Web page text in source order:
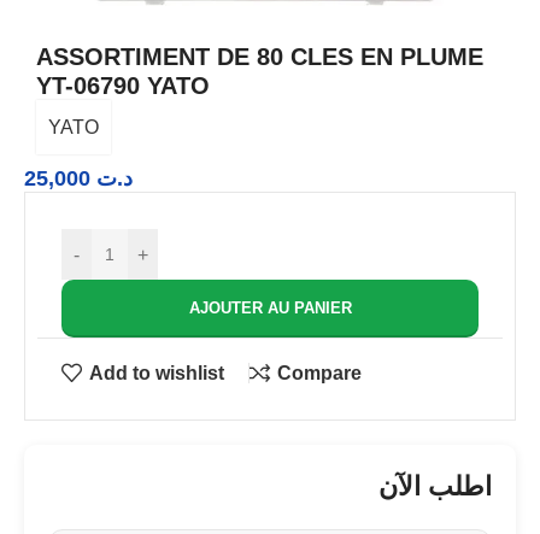
ASSORTIMENT DE 80 CLES EN PLUME
YT-06790 YATO
YATO
د.ت
- +
AJOUTER AU PANIER
Add to wishlist Compare
اطلب الآن